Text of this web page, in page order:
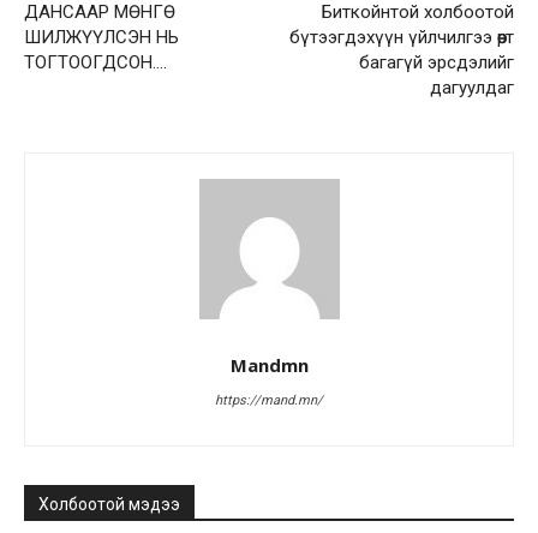
ДАНСААР МӨНГӨ
ШИЛЖҮҮЛСЭН НЬ
ТОГТООГДСОН….
Биткойнтой холбоотой
бүтээгдэхүүн үйлчилгээ өөртөө
багагүй эрсдэлийг
дагуулдаг
Mandmn
https://mand.mn/
Холбоотой мэдээ